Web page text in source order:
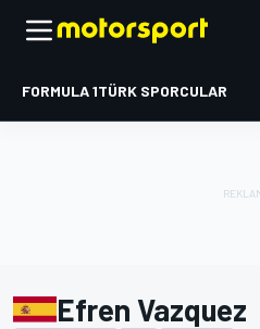
FORMULA 1TÜRK SPORCULAR
Efren Vazquez